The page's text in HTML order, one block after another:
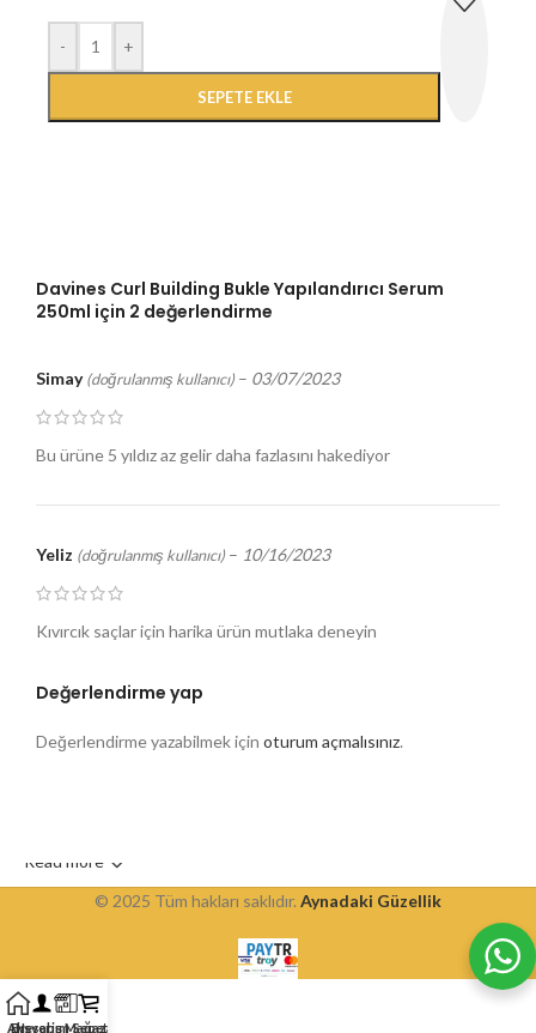
- +
SEPETE EKLE
Davines Curl Building Bukle Yapılandırıcı Serum
250ml için 2 değerlendirme
Simay (doğrulanmış kullanıcı) – 03/07/2023
Bu ürüne 5 yıldız az gelir daha fazlasını hakediyor
Yeliz (doğrulanmış kullanıcı) – 10/16/2023
Kıvırcık saçlar için harika ürün mutlaka deneyin
Değerlendirme yap
Değerlendirme yazabilmek için oturum açmalısınız.
Read more
© 2025 Tüm hakları saklıdır. Aynadaki Güzellik
Ev
Hesabım
Alışveriş Mağazası
Sepet